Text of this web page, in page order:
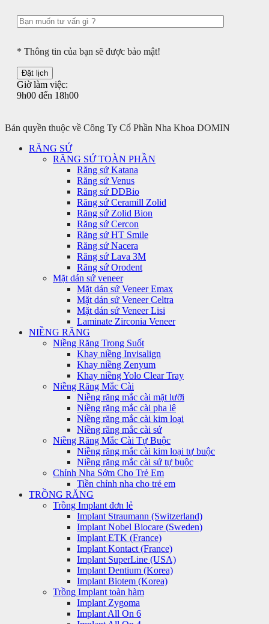
* Thông tin của bạn sẽ được bảo mật!
Giờ làm việc:
9h00 đến 18h00
Bản quyền thuộc về Công Ty Cổ Phần Nha Khoa DOMIN
RĂNG SỨ
RĂNG SỨ TOÀN PHẦN
Răng sứ Katana
Răng sứ Venus
Răng sứ DDBio
Răng sứ Ceramill Zolid
Răng sứ Zolid Bion
Răng sứ Cercon
Răng sứ HT Smile
Răng sứ Nacera
Răng sứ Lava 3M
Răng sứ Orodent
Mặt dán sứ veneer
Mặt dán sứ Veneer Emax
Mặt dán sứ Veneer Celtra
Mặt dán sứ Veneer Lisi
Laminate Zirconia Veneer
NIỀNG RĂNG
Niềng Răng Trong Suốt
Khay niềng Invisalign
Khay niềng Zenyum
Khay niềng Yolo Clear Tray
Niềng Răng Mắc Cài
Niềng răng mắc cài mặt lưỡi
Niềng răng mắc cài pha lê
Niềng răng mắc cài kim loại
Niềng răng mắc cài sứ
Niềng Răng Mắc Cài Tự Buộc
Niềng răng mắc cài kim loại tự buộc
Niềng răng mắc cài sứ tự buộc
Chỉnh Nha Sớm Cho Trẻ Em
Tiền chỉnh nha cho trẻ em
TRỒNG RĂNG
Trồng Implant đơn lẻ
Implant Straumann (Switzerland)
Implant Nobel Biocare (Sweden)
Implant ETK (France)
Implant Kontact (France)
Implant SuperLine (USA)
Implant Dentium (Korea)
Implant Biotem (Korea)
Trồng Implant toàn hàm
Implant Zygoma
Implant All On 6